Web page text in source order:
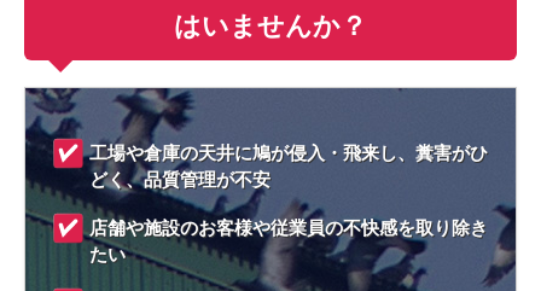
はいませんか？
工場や倉庫の天井に鳩が侵入・飛来し、糞害がひ
どく、品質管理が不安
店舗や施設のお客様や従業員の不快感を取り除き
たい